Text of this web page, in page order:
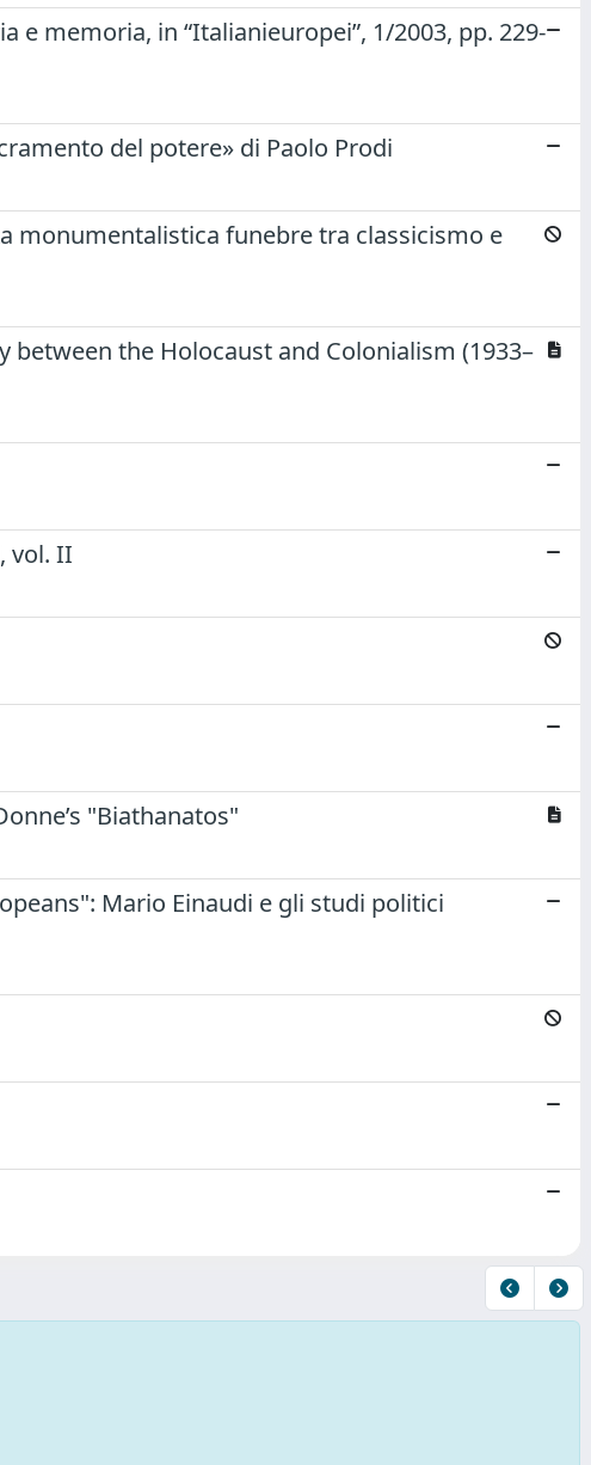
memoria, in “Italianieuropei”, 1/2003, pp. 229-
del potere» di Paolo Prodi
La monumentalistica funebre tra classicismo e
between the Holocaust and Colonialism (1933–
vol. II
"Biathanatos"
Mario Einaudi e gli studi politici